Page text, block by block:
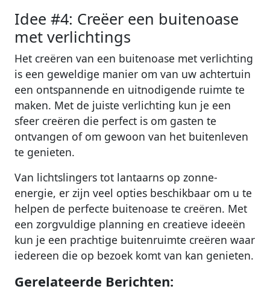
Idee #4: Creëer een buitenoase
met verlichtings
Het creëren van een buitenoase met verlichting
is een geweldige manier om van uw achtertuin
een ontspannende en uitnodigende ruimte te
maken. Met de juiste verlichting kun je een
sfeer creëren die perfect is om gasten te
ontvangen of om gewoon van het buitenleven
te genieten.
Van lichtslingers tot lantaarns op zonne-
energie, er zijn veel opties beschikbaar om u te
helpen de perfecte buitenoase te creëren. Met
een zorgvuldige planning en creatieve ideeën
kun je een prachtige buitenruimte creëren waar
iedereen die op bezoek komt van kan genieten.
Gerelateerde Berichten: